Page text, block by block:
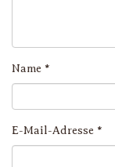
Name *
E-Mail-Adresse *